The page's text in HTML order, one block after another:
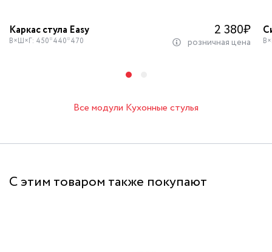
Каркас стула Easy 2 380₽
В×Ш×Г: 450*440*470 розничная цена
Все модули Кухонные стулья
С этим товаром также покупают